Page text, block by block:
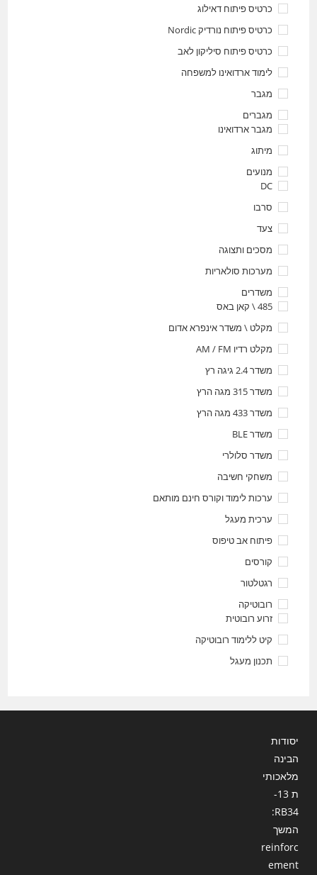
כרטיס פיתוח דאילוג
כרטיס פיתוח נורדיק Nordic
כרטיס פיתוח סיליקון לאב
לימוד ארדואינו למשפחה
מגבר
מגברים
מגבר ארדואינו
מיתוג
מנועים
DC
סרבו
צעד
מסכים ותצוגה
מערכות סולאריות
משדרים
485 \ קאן באס
מקלט \ משדר אינפרא אדום
מקלט רדיו AM / FM
משדר 2.4 גיגה רץ
משדר 315 מגה הרץ
משדר 433 מגה הרץ
משדר BLE
משדר סלולרי
משחקי חשיבה
ערכות לימוד וקורס חינם מותאם
ערכית מעגל
פיתוח אב טיפוס
קורסים
רגטלטור
רובוטיקה
זרוע רובוטית
קיט ללימוד רובוטיקה
תכנון מעגל
יסודות
הבינה
מלאכותי
ת 13-
RB34:
המשך
reinforc
ement